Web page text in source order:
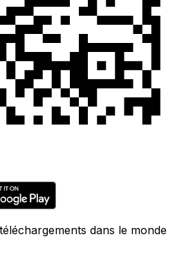
dans le monde